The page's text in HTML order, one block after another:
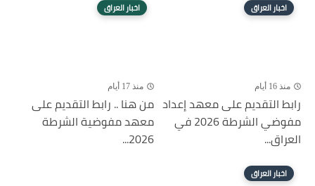
اخبار العراق
منذ 16 أيام
رابط التقديم على معهد إعداد
مفوضي الشرطة 2026 في
العراق...
اخبار العراق
منذ 17 أيام
من هنا .. رابط التقديم على
معهد مفوضية الشرطة
2026...
اخبار العراق